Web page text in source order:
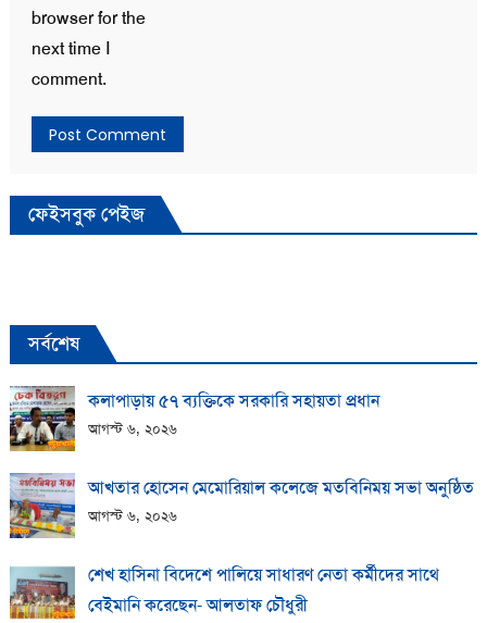
browser for the
next time I
comment.
ফেইসবুক পেইজ
সর্বশেষ
কলাপাড়ায় ​৫৭ ব্যক্তিকে সরকারি সহায়তা প্রধান
আগস্ট ৬, ২০২৬
আখতার হোসেন মেমোরিয়াল কলেজে মতবিনিময় সভা অনুষ্ঠিত
আগস্ট ৬, ২০২৬
শেখ হাসিনা বিদেশে পালিয়ে সাধারণ নেতা কর্মীদের সাথে
বেইমানি করেছেন- আলতাফ চৌধুরী